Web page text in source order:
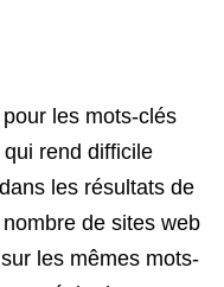
les mots-clés
rend difficile
les résultats de
de sites web
les mêmes mots-